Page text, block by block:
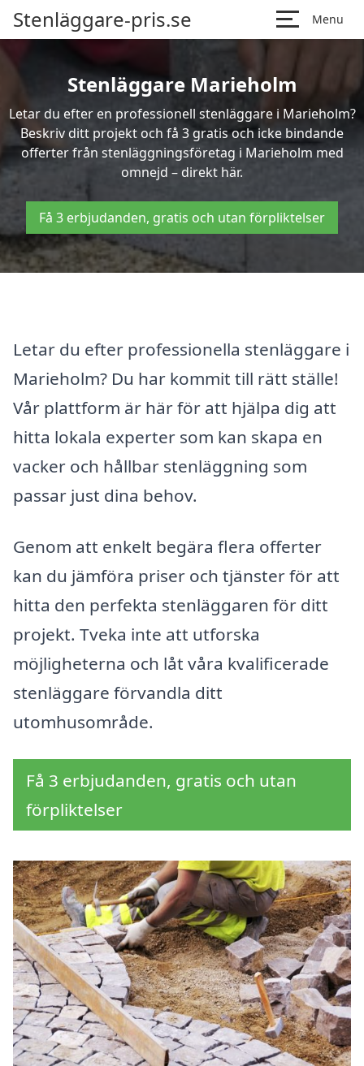
Stenläggare-pris.se Menu
Stenläggare Marieholm
Letar du efter en professionell stenläggare i Marieholm?
Beskriv ditt projekt och få 3 gratis och icke bindande
offerter från stenläggningsföretag i Marieholm med
omnejd – direkt här.
Få 3 erbjudanden, gratis och utan förpliktelser
Letar du efter professionella stenläggare i
Marieholm? Du har kommit till rätt ställe!
Vår plattform är här för att hjälpa dig att
hitta lokala experter som kan skapa en
vacker och hållbar stenläggning som
passar just dina behov.
Genom att enkelt begära flera offerter
kan du jämföra priser och tjänster för att
hitta den perfekta stenläggaren för ditt
projekt. Tveka inte att utforska
möjligheterna och låt våra kvalificerade
stenläggare förvandla ditt
utomhusområde.
Få 3 erbjudanden, gratis och utan
förpliktelser